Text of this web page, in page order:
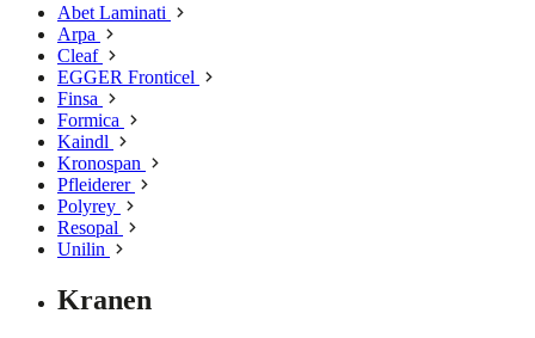
Abet Laminati
Arpa
Cleaf
EGGER Fronticel
Finsa
Formica
Kaindl
Kronospan
Pfleiderer
Polyrey
Resopal
Unilin
Kranen